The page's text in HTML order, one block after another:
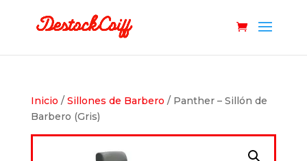
Inicio / Sillones de Barbero / Panther – Sillón de
Barbero (Gris)